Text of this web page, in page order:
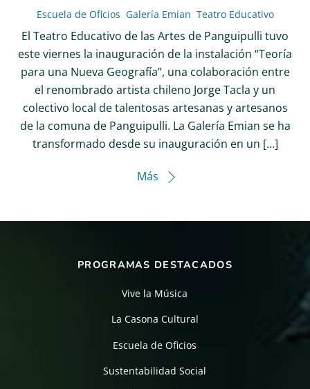
Escuela de Oficios Galería Emian Teatro Educativo
El Teatro Educativo de las Artes de Panguipulli tuvo
este viernes la inauguración de la instalación “Teoría
para una Nueva Geografía”, una colaboración entre
el renombrado artista chileno Jorge Tacla y un
colectivo local de talentosas artesanas y artesanos
de la comuna de Panguipulli. La Galería Emian se ha
transformado desde su inauguración en un […]
Más
PROGRAMAS DESTACADOS
Vive la Música
La Casona Cultural
Escuela de Oficios
Sustentabilidad Social